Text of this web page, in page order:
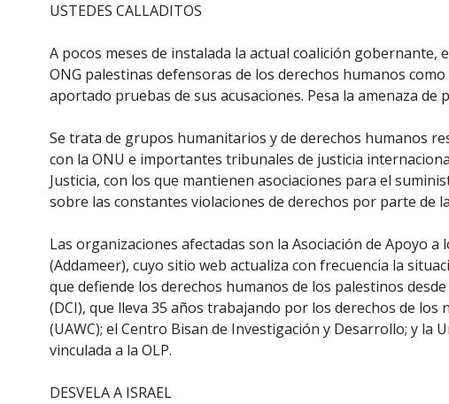
USTEDES CALLADITOS
A pocos meses de instalada la actual coalición
ONG palestinas defensoras de los derechos humanos
aportado pruebas de sus acusaciones. Pesa la amenaza de
Se trata de grupos humanitarios y de derechos humanos
con la ONU e importantes tribunales de justicia
Justicia, con los que mantienen asociaciones para el
sobre las constantes violaciones de derechos por parte de
Las organizaciones afectadas son la Asociación de Apoyo
(Addameer), cuyo sitio web actualiza con frecuencia la
que defiende los derechos humanos de los palestinos
(DCI), que lleva 35 años trabajando por los derechos de
(UAWC); el Centro Bisan de Investigación y Desarrollo; y la
vinculada a la OLP.
DESVELA A ISRAEL